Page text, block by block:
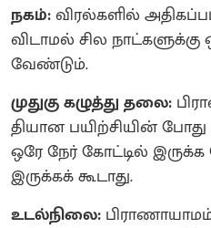
நகம்:விரல்களில்
விடாமல் சில நாட்களுக்கு
வேண்டும்.
முதுகு கழுத்து தலை:
தியான பயிற்சியின் போது
ஒரே நேர் கோட்டில்
இருக்கக் கூடாது.
உடல்நிலை: